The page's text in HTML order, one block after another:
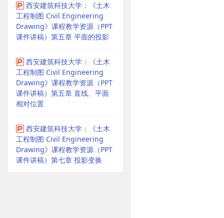
西安建筑科技大学：《土木
工程制图 Civil Engineering
Drawing》课程教学资源（PPT
课件讲稿）第五章 平面的投影
西安建筑科技大学：《土木
工程制图 Civil Engineering
Drawing》课程教学资源（PPT
课件讲稿）第五章 直线、平面
相对位置
西安建筑科技大学：《土木
工程制图 Civil Engineering
Drawing》课程教学资源（PPT
课件讲稿）第七章 投影变换